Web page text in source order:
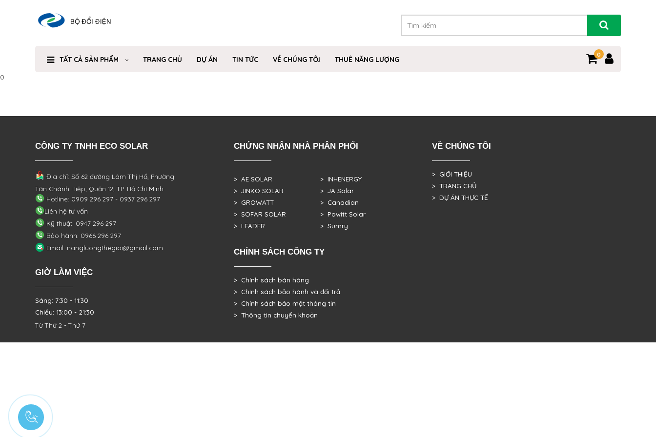
TẤT CẢ SẢN PHẨM TRANG CHỦ DỰ ÁN TIN TỨC VỀ CHÚNG TÔI THUÊ NĂNG LƯỢNG
0
0
CÔNG TY TNHH ECO SOLAR
Địa chỉ: Số 62 đường Lâm Thị Hố, Phường
Tân Chánh Hiệp, Quận 12, TP. Hồ Chí Minh
Hotline: 0909 296 297 - 0937 296 297
Liên hệ tư vấn
Kỹ thuật: 0947 296 297
Bảo hành: 0966 296 297
Email: nangluongthegioi@gmail.com
GIỜ LÀM VIỆC
Sáng: 7:30 - 11:30
Chiều: 13:00 - 21:30
Từ Thứ 2 - Thứ 7
CHỨNG NHẬN NHÀ PHÂN PHỐI
> AE SOLAR
> JINKO SOLAR
> GROWATT
> SOFAR SOLAR
> LEADER
> INHENERGY
> JA Solar
> Canadian
> Powitt Solar
> Sumry
CHÍNH SÁCH CÔNG TY
> Chính sách bán hàng
> Chính sách bảo hành và đổi trả
> Chính sách bảo mật thông tin
> Thông tin chuyển khoản
VỀ CHÚNG TÔI
> GIỚI THIỆU
> TRANG CHỦ
> DỰ ÁN THỰC TẾ